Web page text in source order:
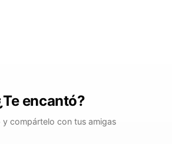
encantó?
y compártelo con tus amigas